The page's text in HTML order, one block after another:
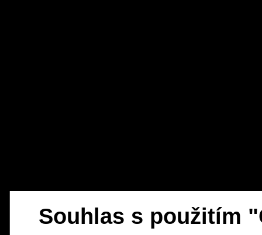
Souhlas s použitím